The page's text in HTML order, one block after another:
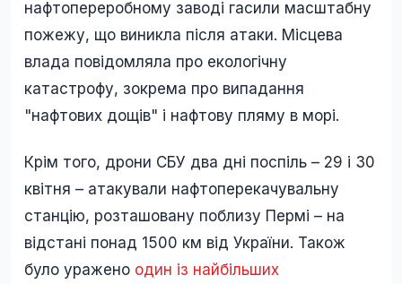
нафтопереробному заводі гасили масштабну
пожежу, що виникла після атаки. Місцева
влада повідомляла про екологічну
катастрофу, зокрема про випадання
"нафтових дощів" і нафтову пляму в морі.
Крім того, дрони СБУ два дні поспіль – 29 і 30
квітня – атакували нафтоперекачувальну
станцію, розташовану поблизу Пермі – на
відстані понад 1500 км від України. Також
було уражено один із найбільших